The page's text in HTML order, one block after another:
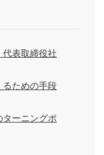
表取締役社
るための手段
ーニングポ